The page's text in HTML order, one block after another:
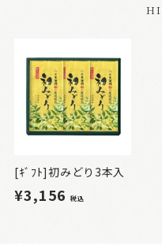
[ｷﾞﾌﾄ]初みどり3本入
¥3,156税込